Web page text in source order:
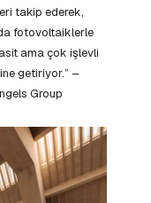
takip ederek,
fotovoltaiklerle
ama çok işlevli
getiriyor.” –
Group